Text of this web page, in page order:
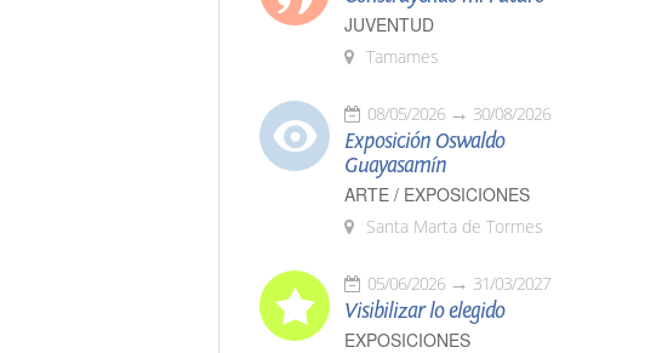
JUVENTUD
Tamames
08/05/2026 30/08/2026
Exposición Oswaldo
Guayasamín
ARTE / EXPOSICIONES
Santa Marta de Tormes
05/06/2026 31/03/2027
Visibilizar lo elegido
EXPOSICIONES